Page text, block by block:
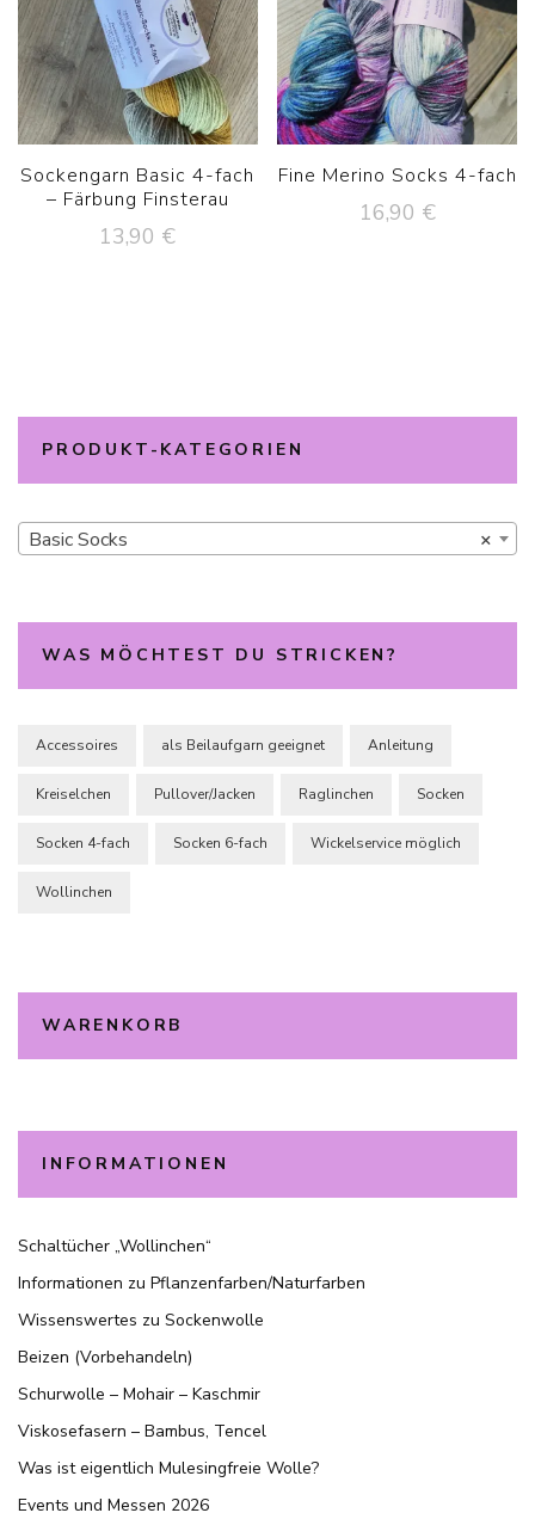
Sockengarn Basic 4-fach
– Färbung Finsterau
13,90 €
Fine Merino Socks 4-fach
16,90 €
PRODUKT-KATEGORIEN
×
Basic Socks
WAS MÖCHTEST DU STRICKEN?
Accessoires als Beilaufgarn geeignet Anleitung
Kreiselchen Pullover/Jacken Raglinchen Socken
Socken 4-fach Socken 6-fach Wickelservice möglich
Wollinchen
WARENKORB
INFORMATIONEN
Schaltücher „Wollinchen“
Informationen zu Pflanzenfarben/Naturfarben
Wissenswertes zu Sockenwolle
Beizen (Vorbehandeln)
Schurwolle – Mohair – Kaschmir
Viskosefasern – Bambus, Tencel
Was ist eigentlich Mulesingfreie Wolle?
Events und Messen 2026